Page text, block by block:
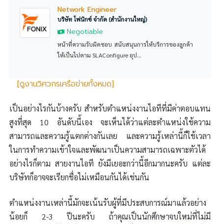
Network Engineer
บริษัท โฟนิกซ์ จำกัด (สำนักงานใหญ่)
Negotiable
หน้าที่ความรับผิดชอบ สนับสนุนการให้บริการของลูกค้า
ให้เป็นไปตาม SLAConfigure อุป...
[ดูงานวิศวกรเครือข่ายทั้งหมด]
เป็นอย่างไรกันบ้างครับ สำหรับตำแหน่งงานไอทีที่มีค่าตอบแทน
สูงที่สุด 10 อันดับนี้เอง จะเห็นได้ว่าแต่ละตำแหน่งใช้ความ
สามารถและความรู้แตกต่างกันเลย และความรู้เหล่านี้ก็ใช้เวลา
ในการทำความเข้าใจและพัฒนาเป็นความสามารถเฉพาะตัวได้
อย่างไรก็ตาม สายงานไอที ยังมีเยอะกว่านี้อีกมากนะครับ แต่ละ
บริษัทก็อาจจะเรียกชื่อไม่เหมือนกันได้เช่นกัน
ตำแหน่งงานเหล่านี้มักจะเน้นรับผู้ที่มีประสบการณ์มาแล้วอย่าง
น้อยก็ 2-3 ปีนะครับ ถ้าคุณเป็นนักศึกษาจบใหม่ที่ไม่มี